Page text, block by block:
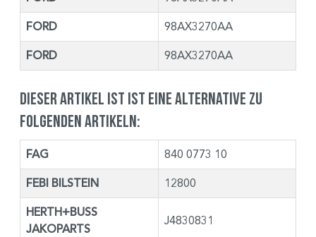
FORD 98AX3270AA
FORD 98AX3270AA
Dieser Artikel ist ist eine Alternative zu
folgenden Artikeln:
FAG 840 0773 10
FEBI BILSTEIN 12800
HERTH+BUSS
JAKOPARTS
J4830831